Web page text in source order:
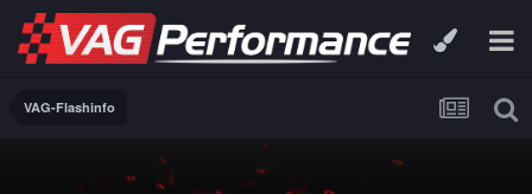
VAG-Flashinfo